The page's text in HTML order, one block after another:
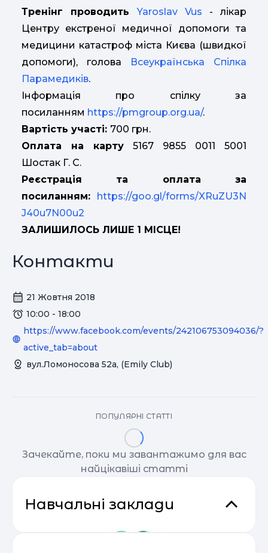
Тренінг проводитьYaroslav Vus - лікар
Центру екстреної медичної допомоги та
медицини катастроф міста Києва (швидкої
допомоги), голова
Всеукраїнська Спілка
Парамедиків.
Інформація про спілку за
посиланням https://pmgroup.org.ua/.
Вартість участі: 700 грн.
Оплата на карту 5167 9855 0011 5001
Шостак Г. С.
Реєстрація та оплата за
посиланням:
https://goo.gl/forms/XRuZU3N
J40u7N00u2
ЗАЛИШИЛОСЬ ЛИШЕ 1 МІСЦЕ!
Контакти
21 Жовтня 2018
10:00 - 18:00
https://www.facebook.com/events/242106753094036/?
active_tab=about
вул.Ломоносова 52а, (Еmily Club)
ПОПУЛЯРНІ СТАТТІ
Зачекайте, поки ми завантажимо для вас
найцікавіші статті
Навчальні заклади